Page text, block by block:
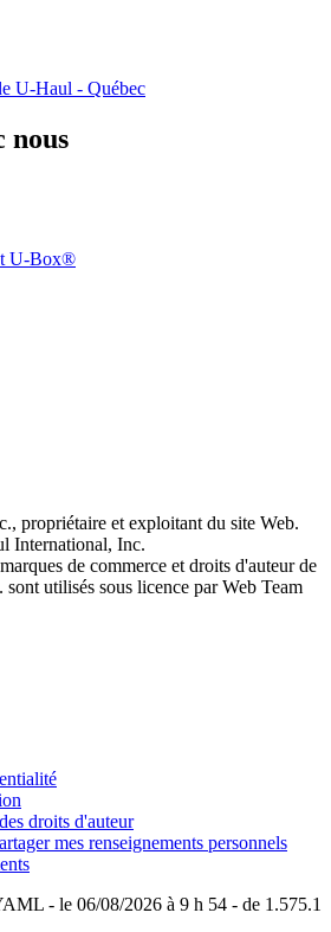
U-Haul - Québec
nous
U-Box®
propriétaire et exploitant du site Web.
International, Inc.
de commerce et droits d'auteur de
utilisés sous licence par Web Team
droits d'auteur
mes renseignements personnels
- le 06/08/2026 à 9 h 54 - de 1.575.1